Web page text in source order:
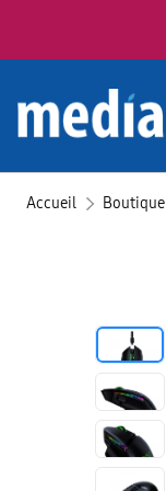
Accueil Boutique